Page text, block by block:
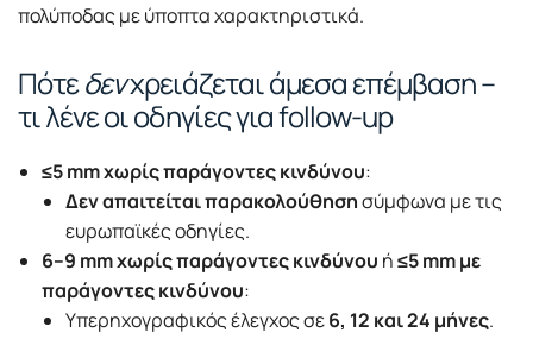
πολύποδας με ύποπτα χαρακτηριστικά.
Πότεδενχρειάζεται άμεσα επέμβαση –
τι λένε οι οδηγίες για follow-up
≤5 mm χωρίς παράγοντες κινδύνου:
Δεν απαιτείται παρακολούθησησύμφωνα με τις
ευρωπαϊκές οδηγίες.
6–9 mm χωρίς παράγοντες κινδύνου ή≤5 mm με
παράγοντες κινδύνου:
Υπερηχογραφικός έλεγχος σε6, 12 και 24 μήνες.